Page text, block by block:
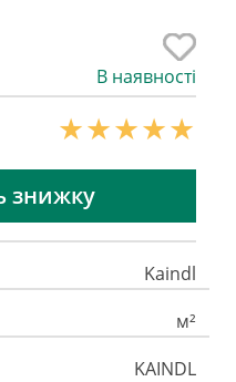
В наявності
знижку
Kaindl
м²
KAINDL